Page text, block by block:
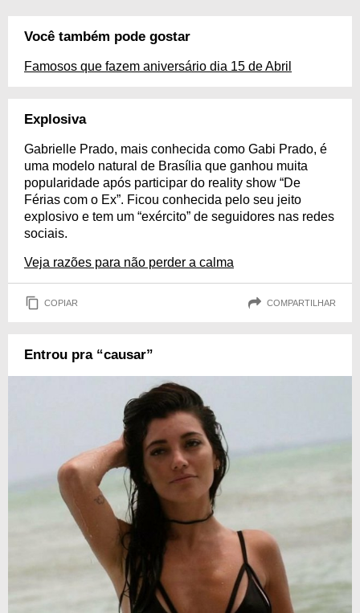
Você também pode gostar
Famosos que fazem aniversário dia 15 de Abril
Explosiva
Gabrielle Prado, mais conhecida como Gabi Prado, é
uma modelo natural de Brasília que ganhou muita
popularidade após participar do reality show “De
Férias com o Ex”. Ficou conhecida pelo seu jeito
explosivo e tem um “exército” de seguidores nas redes
sociais.
Veja razões para não perder a calma
COPIAR COMPARTILHAR
Entrou pra “causar”